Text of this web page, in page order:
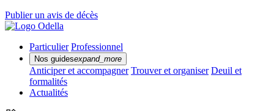
Publier un avis de décès
Particulier Professionnel
Nos guidesexpand_more
Anticiper et accompagner Trouver et organiser Deuil et
formalités
Actualités